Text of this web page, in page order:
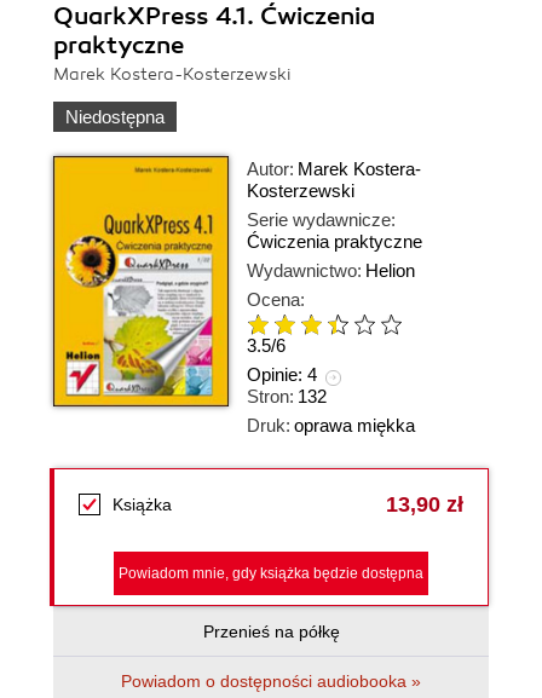
QuarkXPress 4.1. Ćwiczenia
praktyczne
Marek Kostera-Kosterzewski
Niedostępna
Autor: Marek Kostera-
Kosterzewski
Serie wydawnicze:
Ćwiczenia praktyczne
Wydawnictwo: Helion
Ocena:
3.5/6
Opinie: 4
Stron: 132
Druk: oprawa miękka
Książka 13,90 zł
Powiadom mnie, gdy książka będzie dostępna
Przenieś na półkę
Powiadom o dostępności audiobooka »